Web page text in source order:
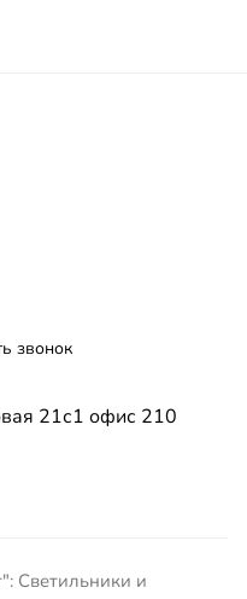
звонок
21с1 офис 210
Светильники и